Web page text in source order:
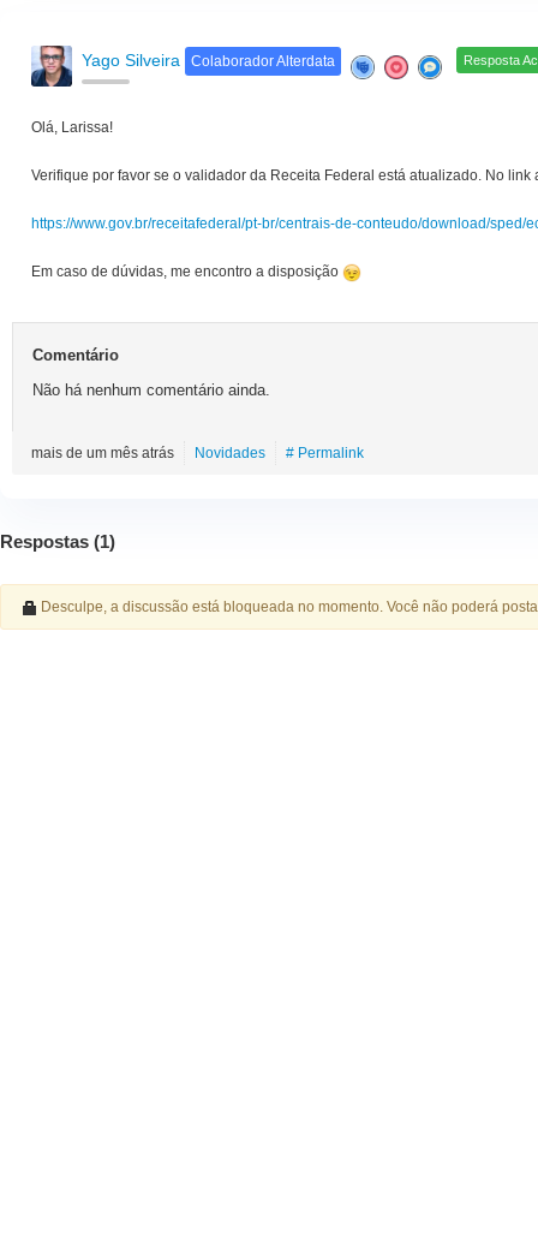
Yago Silveira Colaborador Alterdata Resposta
Olá, Larissa!
Verifique por favor se o validador da Receita Federal está atualizado. No
https://www.gov.br/receitafederal/pt-br/centrais-de-conteudo/download/sped/
Em caso de dúvidas, me encontro a disposição
Comentário
Não há nenhum comentário ainda.
mais de um mês atrás Novidades # Permalink
Respostas (1)
Desculpe, a discussão está bloqueada no momento. Você não poderá